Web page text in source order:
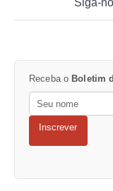
Receba o Boletim
Inscrever